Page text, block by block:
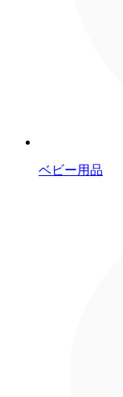
ベビー用品